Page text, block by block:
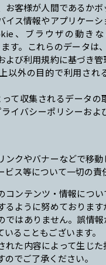
お客様が人間であるか
イス情報やアプリケー
、ブラウザの動きな
す。これらのデータは
よび利用規約に基づき
以外の目的で利用され
って収集されるデータの
イバシーポリシーおよ
ンクやバナーなどで移
ビス等について一切の責
コンテンツ・情報につ
るように努めておりま
ではありません。誤情報
ることもございます。
れた内容によって生じ
でご了承ください。